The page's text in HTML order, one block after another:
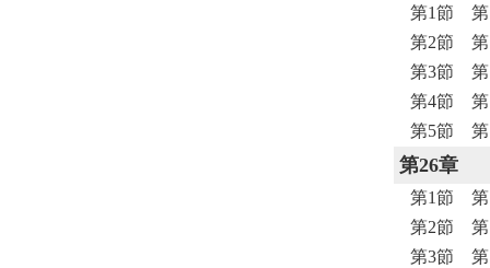
第1節 第
第2節 第
第3節 第
第4節 第
第5節 第
第26章
第1節 第
第2節 第
第3節 第